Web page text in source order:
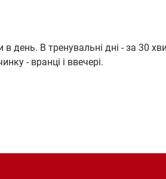
день. В тренувальні дні - за 30
- вранці і ввечері.